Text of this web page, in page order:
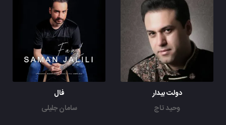
دولت بیدار
وحید تاج
فال
سامان جلیلی